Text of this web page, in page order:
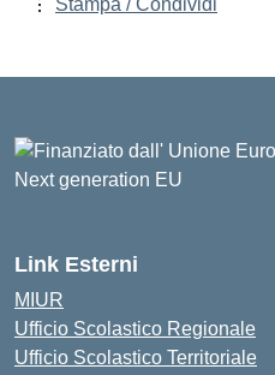
Stampa / Condividi
Link Esterni
MIUR
Ufficio Scolastico Regionale
Ufficio Scolastico Territoriale